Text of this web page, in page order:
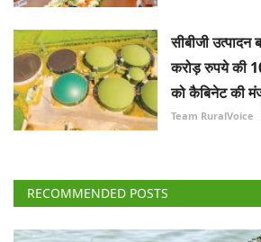
सीबीजी
करोड़ रुपये की
को कैबिनेट की
Team RuralVoice
RECOMMENDED POSTS